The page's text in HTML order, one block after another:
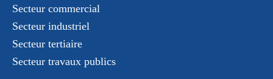
Secteur commercial
Secteur industriel
Secteur tertiaire
Secteur travaux publics